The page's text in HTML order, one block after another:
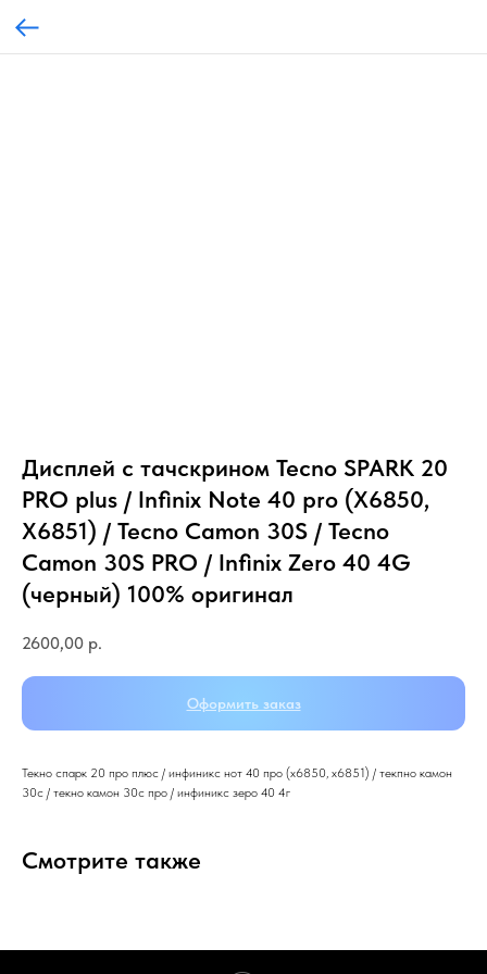
Дисплей с тачскрином Tecno SPARK 20
PRO plus / Infinix Note 40 pro (X6850,
X6851) / Tecno Camon 30S / Tecno
Camon 30S PRO / Infinix Zero 40 4G
(черный) 100% оригинал
2600,00 р.
Оформить заказ
Текно спарк 20 про плюс / инфиникс нот 40 про (х6850, х6851) / текпно камон
30с / текно камон 30с про / инфиникс зеро 40 4г
Смотрите также